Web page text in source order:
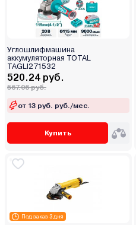
Углошлифмашина
аккумуляторная TOTAL
TAGLI271532
520.24 руб.
567.06 руб.
от 13 руб. руб./мес.
Купить
Под заказ 3 дня